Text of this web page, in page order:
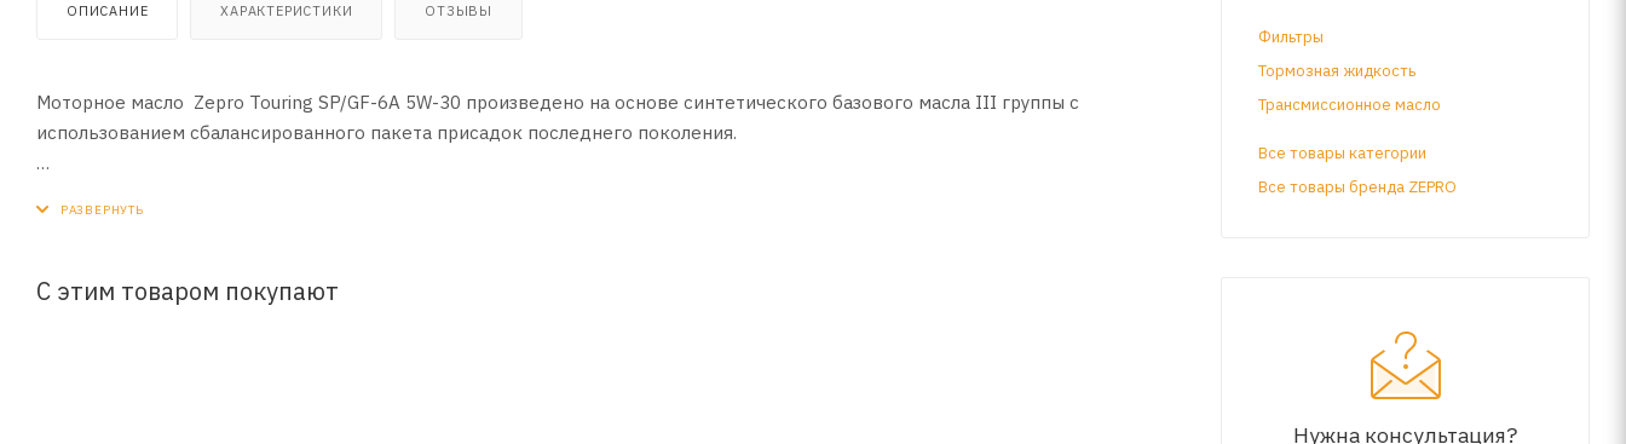
ОПИСАНИЕ ХАРАКТЕРИСТИКИ ОТЗЫВЫ
Моторное масло Zepro Touring SP/GF-6A 5W-30 произведено на основе синтетического базового масла III группы с
использованием сбалансированного пакета присадок последнего поколения.
С этим товаром покупают
Фильтры
Тормозная жидкость
Трансмиссионное масло
Все товары категории
Все товары бренда ZEPRO
Нужна консультация?